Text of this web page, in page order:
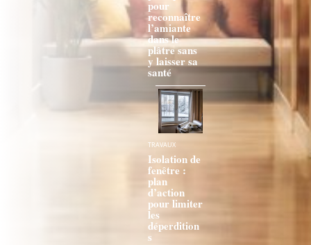
pour
reconnaître
l’amiante
dans le
plâtre sans
y laisser sa
santé
TRAVAUX
Isolation de
fenêtre :
plan
d’action
pour limiter
les
déperdition
s